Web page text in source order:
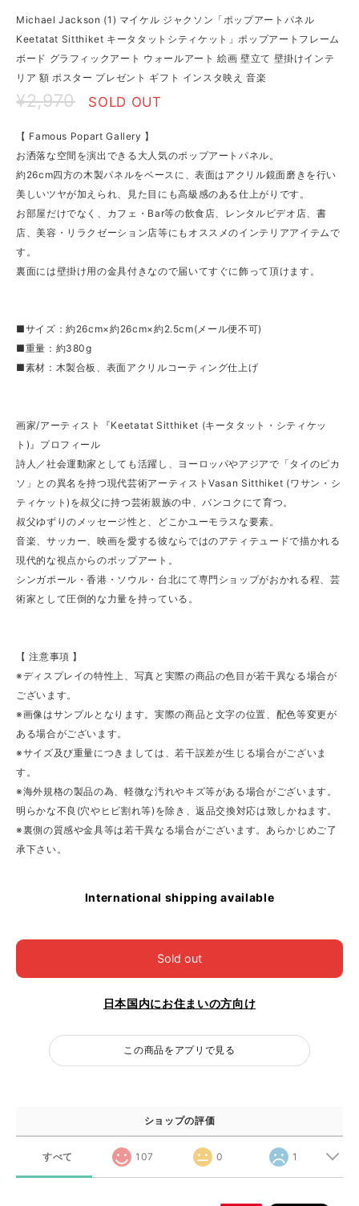
Michael Jackson (1) マイケル ジャクソン「ポップアートパネル
Keetatat Sitthiket キータタットシティケット」ポップアートフレーム
ボード グラフィックアート ウォールアート 絵画 壁立て 壁掛けインテ
リア 額 ポスター プレゼント ギフト インスタ映え 音楽
¥2,970 SOLD OUT
【 Famous Popart Gallery 】
お洒落な空間を演出できる大人気のポップアートパネル。
約26cm四方の木製パネルをベースに、表面はアクリル鏡面磨きを行い
美しいツヤが加えられ、見た目にも高級感のある仕上がりです。
お部屋だけでなく、カフェ・Bar等の飲食店、レンタルビデオ店、書
店、美容・リラクゼーション店等にもオススメのインテリアアイテムで
す。
裏面には壁掛け用の金具付きなので届いてすぐに飾って頂けます。
■サイズ：約26cm×約26cm×約2.5cm(メール便不可)
■重量：約380g
■素材：木製合板、表面アクリルコーティング仕上げ
画家/アーティスト『Keetatat Sitthiket (キータタット・シティケッ
ト)』プロフィール
詩人／社会運動家としても活躍し、ヨーロッパやアジアで「タイのピカ
ソ」との異名を持つ現代芸術アーティストVasan Sitthiket (ワサン・シ
ティケット)を叔父に持つ芸術親族の中、バンコクにて育つ。
叔父ゆずりのメッセージ性と、どこかユーモラスな要素。
音楽、サッカー、映画を愛する彼ならではのアティテュードで描かれる
現代的な視点からのポップアート。
シンガポール・香港・ソウル・台北にて専門ショップがおかれる程、芸
術家として圧倒的な力量を持っている。
【 注意事項 】
※ディスプレイの特性上、写真と実際の商品の色目が若干異なる場合が
ございます。
※画像はサンプルとなります。実際の商品と文字の位置、配色等変更が
ある場合がございます。
※サイズ及び重量につきましては、若干誤差が生じる場合がございま
す。
※海外規格の製品の為、軽微な汚れやキズ等がある場合がございます。
明らかな不良(穴やヒビ割れ等)を除き、返品交換対応は致しかねます。
※裏側の質感や金具等は若干異なる場合がございます。あらかじめご了
承下さい。
International shipping available
Sold out
日本国内にお住まいの方向け
この商品をアプリで見る
ショップの評価
すべて 107 0 1